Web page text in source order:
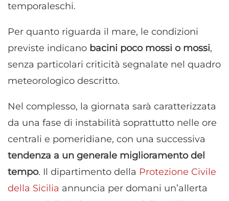
temporaleschi.
Per quanto riguarda il mare, le condizioni
previste indicano bacini poco mossi o mossi,
senza particolari criticità segnalate nel quadro
meteorologico descritto.
Nel complesso, la giornata sarà caratterizzata
da una fase di instabilità soprattutto nelle ore
centrali e pomeridiane, con una successiva
tendenza a un generale miglioramento del
tempo. Il dipartimento della Protezione Civile
della Sicilia annuncia per domani un’allerta